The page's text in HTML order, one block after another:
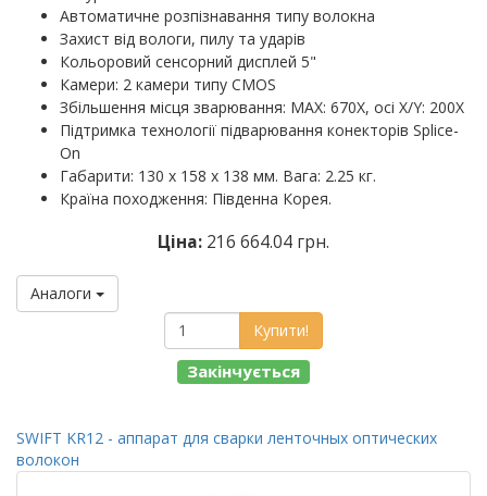
Автоматичне розпізнавання типу волокна
Захист від вологи, пилу та ударів
Кольоровий сенсорний дисплей 5"
Камери: 2 камери типу CMOS
Збільшення місця зварювання: MAX: 670X, осі X/Y: 200X
Підтримка технології підварювання конекторів Splice-
On
Габарити: 130 х 158 х 138 мм. Вага: 2.25 кг.
Країна походження: Південна Корея.
Ціна: 216 664.04 грн.
Аналоги
Купити!
Закінчується
SWIFT KR12 - аппарат для сварки ленточных оптических
волокон